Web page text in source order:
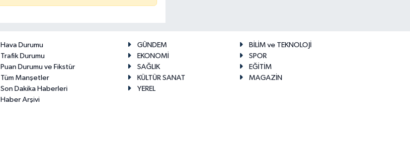
Hava Durumu
Trafik Durumu
Puan Durumu ve Fikstür
Tüm Manşetler
Son Dakika Haberleri
Haber Arşivi
GÜNDEM
BİLİM ve TEKNOLOJİ
EKONOMİ
SPOR
SAĞLIK
EĞİTİM
KÜLTÜR SANAT
MAGAZİN
YEREL